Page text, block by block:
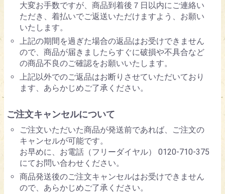
大変お手数ですが、商品到着後７日以内にご連絡い
ただき、着払いでご返送いただけますよう、お願い
いたします。
上記の期間を過ぎた場合の返品はお受けできません
ので、商品が届きましたらすぐに破損や不具合など
の商品不良のご確認をお願いいたします。
上記以外でのご返品はお断りさせていただいており
ます、あらかじめご了承ください。
ご注文キャンセルについて
ご注文いただいた商品が発送前であれば、ご注文の
キャンセルが可能です。
お早めに、お電話（フリーダイヤル） 0120-710-375
にてお問い合わせください。
商品発送後のご注文キャンセルはお受けできません
ので、あらかじめご了承ください。